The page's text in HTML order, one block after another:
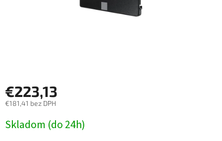
€223,13
€181,41 bez DPH
cena:
Skladom (do 24h)